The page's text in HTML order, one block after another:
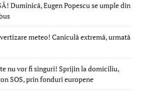
Duminică, Eugen Popescu se umple din
meteo! Caniculă extremă, urmată
nu vor fi singuri! Sprijin la domiciliu,
SOS, prin fonduri europene